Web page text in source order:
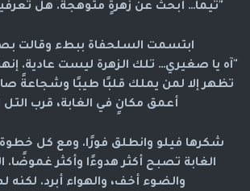
"تيما… أبحث عن زهرةٍ متوهجة. هل
ابتسمت السلحفاة ببطء وقالت
"آه يا صغيري… تلك الزهرة ليست عادية. إنها
تظهر إلا لمن يملك قلبًا طيبًا وشجاعةً
أعمق مكانٍ في الغابة، قرب التل
شكرها فيلو وانطلق فورًا. ومع كل
الغابة تصبح أكثر هدوءًا وأكثر غموضًا.
والضوء أخف، والهواء أبرد. لكنه